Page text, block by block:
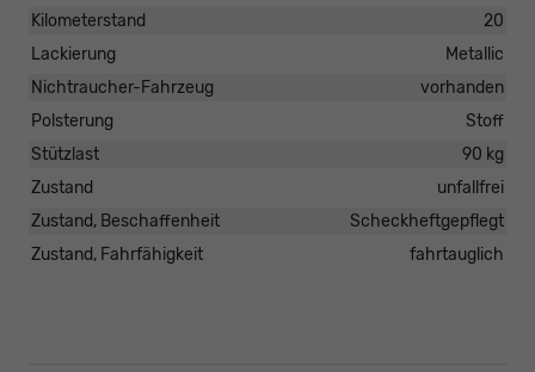
Kilometerstand
20
Lackierung
Metallic
Nichtraucher-Fahrzeug
vorhanden
Polsterung
Stoff
Stützlast
90 kg
Zustand
unfallfrei
Zustand, Beschaffenheit
Scheckheftgepflegt
Zustand, Fahrfähigkeit
fahrtauglich